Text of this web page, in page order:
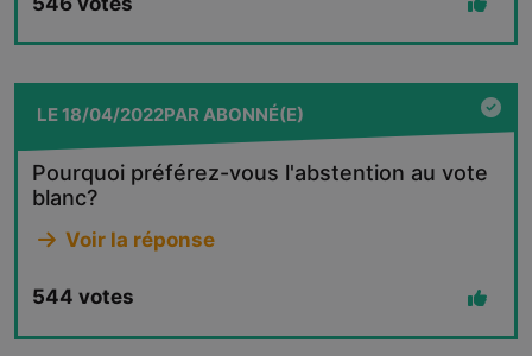
LE18/04/2022PARABONNÉ(E)
Pourquoi préférez-vous l'abstention au vote
blanc?
Voir la réponse
544 votes